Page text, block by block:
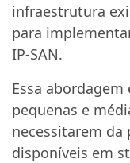
infraestrutura
para
IP-SAN.
Essa
pequenas e
necessitarem da
disponíveis em